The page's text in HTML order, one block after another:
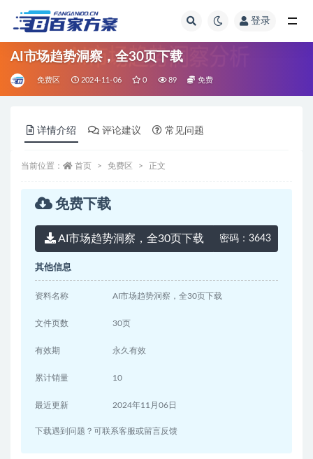
登录
AI市场趋势洞察，全30页下载
免费区 2024-11-06 0 89 免费
详情介绍 评论建议 常见问题
当前位置： 首页 免费区 正文
免费下载
AI市场趋势洞察，全30页下载 密码：3643
其他信息
资料名称 AI市场趋势洞察，全30页下载
文件页数 30页
有效期 永久有效
累计销量 10
最近更新 2024年11月06日
下载遇到问题？可联系客服或留言反馈